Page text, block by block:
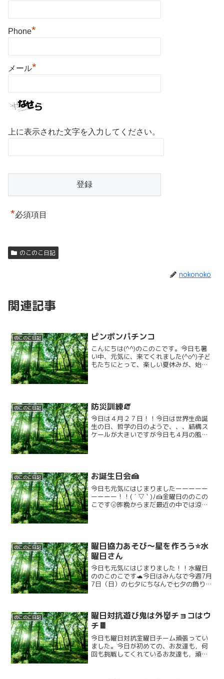
Phone*
メール*
上に表示された文字を入力してください。
*必須項目
のこのこ日記
nokonoko
関連記事
のこのこ日記 ピンポンパチンコ
こんにちは(^^)のこのこです。今日も暑
い中、元気に、来てくれました(^o^)子ど
もたちにとって、楽しい夏休みが、始ま
のこのこ日記 防災訓練🧯
今日は４月２７日！！今日は世界生命誕
生の日、哲学の日のようで、、、結構ス
ケールが大きいですが今日も４月の風を
のこのこ日記 お誕生日会🍰
今日も元気にはじまりましたーーーーー
ーーーー！！( ´ ▽ ` )ﾉ🍰金曜日ののこの
こです🌝昨晩からまだ最近の中では涼し
のこのこ日記
曜日協力あそび～星を作ろう⭐️水
曜日さん
今日も元気にはじまりました！！水曜日
ののこのこです🐢今日はみんなで今週7月
7日（日）の七夕にちなんで七夕の飾りを
に取...
のこのこ日記
曜日対抗遊び鬼は外👹チョコはウ
チ🍫
今日も曜日対抗金曜日チーム頑張ってい
ました。今日が初めての、お友達も，何
回も挑戦してくれているお友達も，頑張